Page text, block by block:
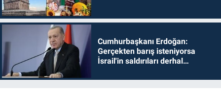
Cumhurbaşkanı Erdoğan:
Gerçekten barış isteniyorsa
İsrail'in saldırıları derhal